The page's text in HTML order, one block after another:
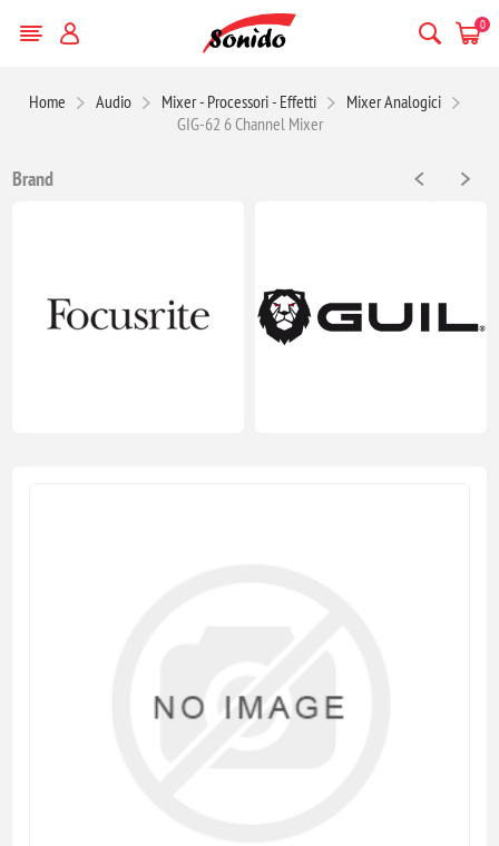
0
Home Audio Mixer - Processori - Effetti
Mixer Analogici
GIG-62 6 Channel Mixer
Brand